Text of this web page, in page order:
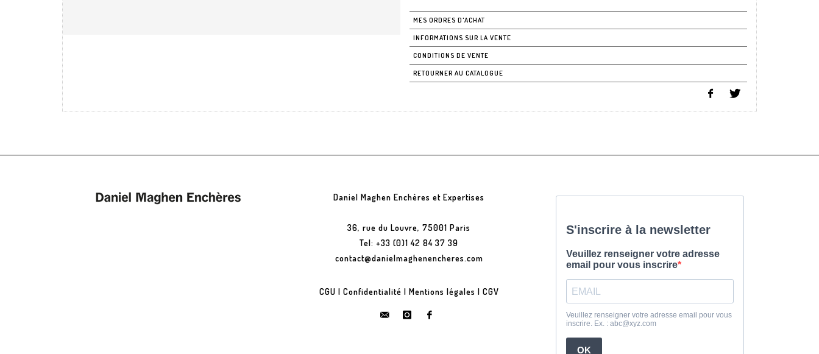
MES ORDRES D'ACHAT
INFORMATIONS SUR LA VENTE
CONDITIONS DE VENTE
RETOURNER AU CATALOGUE
Daniel Maghen Enchères et Expertises
36, rue du Louvre, 75001 Paris
Tel: +33 (0)1 42 84 37 39
contact@danielmaghenencheres.com
CGU | Confidentialité | Mentions légales | CGV